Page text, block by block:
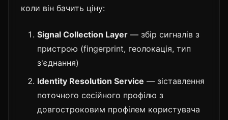
коли він бачить ціну:
Signal Collection Layer — збір сигналів з
пристрою (fingerprint, геолокація, тип
з'єднання)
Identity Resolution Service — зіставлення
поточного сесійного профілю з
довгостроковим профілем користувача